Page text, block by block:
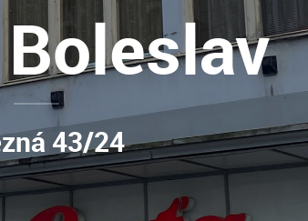
43/24